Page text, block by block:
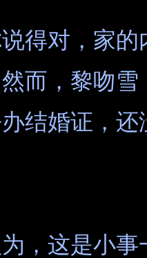
得对，家的
而，黎吻雪
结婚证，还
，这是小事